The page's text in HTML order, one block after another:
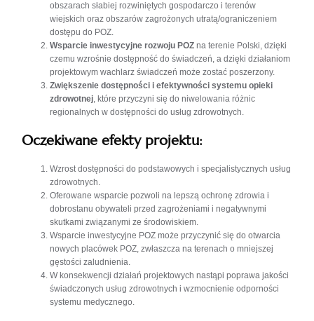
obszarach słabiej rozwiniętych gospodarczo i terenów
wiejskich oraz obszarów zagrożonych utratą/ograniczeniem
dostępu do POZ.
Wsparcie inwestycyjne rozwoju POZ na terenie Polski, dzięki
czemu wzrośnie dostępność do świadczeń, a dzięki działaniom
projektowym wachlarz świadczeń może zostać poszerzony.
Zwiększenie dostępności i efektywności systemu opieki
zdrowotnej, które przyczyni się do niwelowania różnic
regionalnych w dostępności do usług zdrowotnych.
Oczekiwane efekty projektu:
Wzrost dostępności do podstawowych i specjalistycznych usług
zdrowotnych.
Oferowane wsparcie pozwoli na lepszą ochronę zdrowia i
dobrostanu obywateli przed zagrożeniami i negatywnymi
skutkami związanymi ze środowiskiem.
Wsparcie inwestycyjne POZ może przyczynić się do otwarcia
nowych placówek POZ, zwłaszcza na terenach o mniejszej
gęstości zaludnienia.
W konsekwencji działań projektowych nastąpi poprawa jakości
świadczonych usług zdrowotnych i wzmocnienie odporności
systemu medycznego.